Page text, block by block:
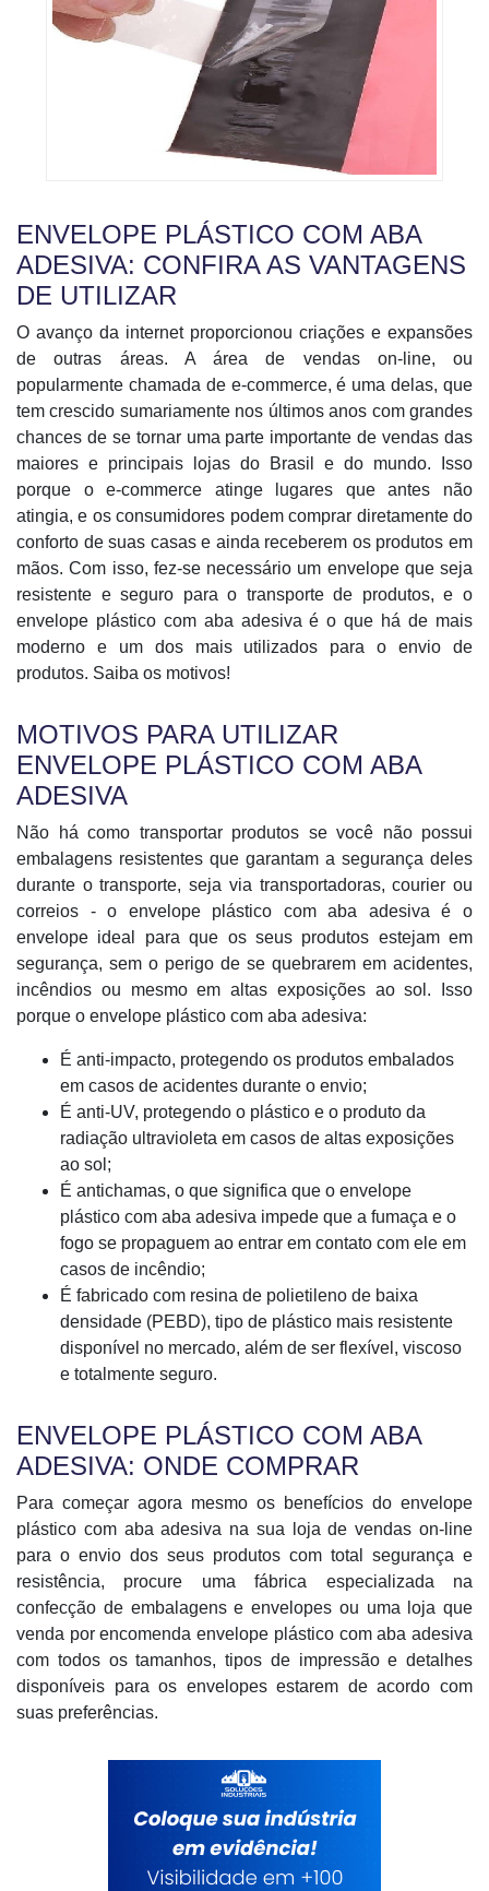
ENVELOPE PLÁSTICO COM ABA
ADESIVA: CONFIRA AS VANTAGENS
DE UTILIZAR
O avanço da internet proporcionou criações e expansões
de outras áreas. A área de vendas on-line, ou
popularmente chamada de e-commerce, é uma delas, que
tem crescido sumariamente nos últimos anos com grandes
chances de se tornar uma parte importante de vendas das
maiores e principais lojas do Brasil e do mundo. Isso
porque o e-commerce atinge lugares que antes não
atingia, e os consumidores podem comprar diretamente do
conforto de suas casas e ainda receberem os produtos em
mãos. Com isso, fez-se necessário um envelope que seja
resistente e seguro para o transporte de produtos, e o
envelope plástico com aba adesiva é o que há de mais
moderno e um dos mais utilizados para o envio de
produtos. Saiba os motivos!
MOTIVOS PARA UTILIZAR
ENVELOPE PLÁSTICO COM ABA
ADESIVA
Não há como transportar produtos se você não possui
embalagens resistentes que garantam a segurança deles
durante o transporte, seja via transportadoras, courier ou
correios - o envelope plástico com aba adesiva é o
envelope ideal para que os seus produtos estejam em
segurança, sem o perigo de se quebrarem em acidentes,
incêndios ou mesmo em altas exposições ao sol. Isso
porque o envelope plástico com aba adesiva:
É anti-impacto, protegendo os produtos embalados
em casos de acidentes durante o envio;
É anti-UV, protegendo o plástico e o produto da
radiação ultravioleta em casos de altas exposições
ao sol;
É antichamas, o que significa que o envelope
plástico com aba adesiva impede que a fumaça e o
fogo se propaguem ao entrar em contato com ele em
casos de incêndio;
É fabricado com resina de polietileno de baixa
densidade (PEBD), tipo de plástico mais resistente
disponível no mercado, além de ser flexível, viscoso
e totalmente seguro.
ENVELOPE PLÁSTICO COM ABA
ADESIVA: ONDE COMPRAR
Para começar agora mesmo os benefícios do envelope
plástico com aba adesiva na sua loja de vendas on-line
para o envio dos seus produtos com total segurança e
resistência, procure uma fábrica especializada na
confecção de embalagens e envelopes ou uma loja que
venda por encomenda envelope plástico com aba adesiva
com todos os tamanhos, tipos de impressão e detalhes
disponíveis para os envelopes estarem de acordo com
suas preferências.